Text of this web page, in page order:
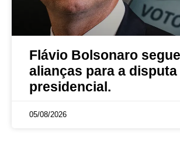
Flávio Bolsonaro
alianças para a disputa
presidencial.
05/08/2026